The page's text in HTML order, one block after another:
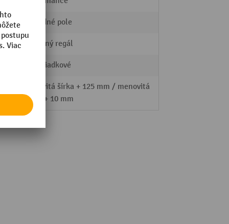
Základné pole
pojazdný regál
jednoriadkové
Menovitá šírka + 125 mm / menovitá
hĺbka + 10 mm